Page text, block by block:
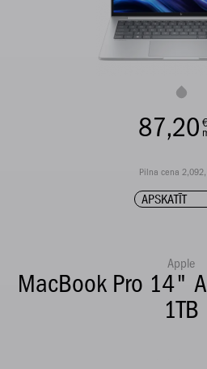
87,20
Pilna cena
APSKATĪT
Apple
MacBook Pro 14"
1TB